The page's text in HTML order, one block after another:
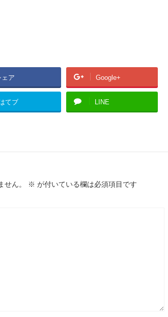
ェア Google+
てブ LINE
ん。 ※ が付いている欄は必須項目です